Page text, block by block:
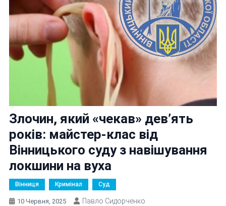
Злочин, який «чекав» дев’ять
років: майстер-клас від
Вінницького суду з навішування
локшини на вуха
Вінниця Кримінал Суд
10 Червня, 2025 Павло Сидорченко